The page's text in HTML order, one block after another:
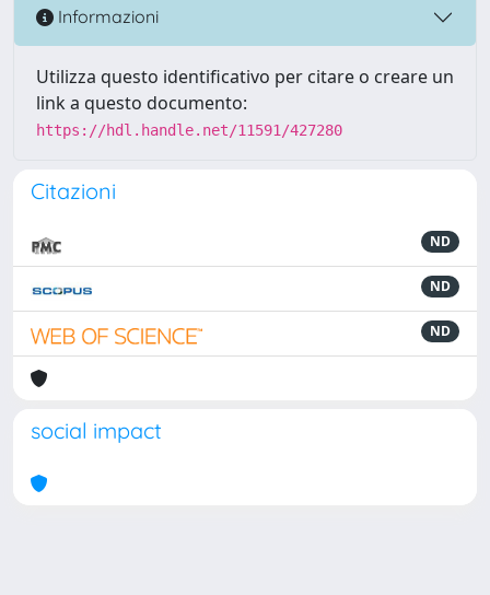
Informazioni
Utilizza questo identificativo per citare o creare un
link a questo documento:
https://hdl.handle.net/11591/427280
Citazioni
ND
ND
ND
social impact